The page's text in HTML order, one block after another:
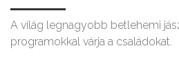
A világ legnagyobb betlehemi
programokkal várja a családokat.